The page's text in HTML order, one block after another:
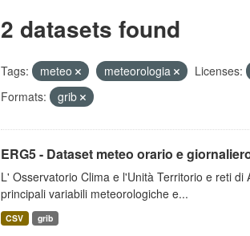
2 datasets found
Tags: meteo meteorologia Licenses:
Formats:
grib
ERG5 - Dataset meteo orario e
L' Osservatorio Clima e l'Unità Territorio e reti
principali variabili meteorologiche e...
CSV grib